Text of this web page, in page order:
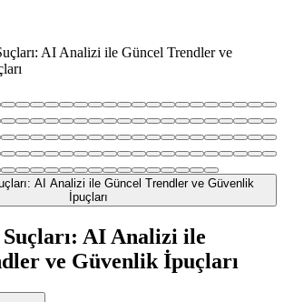
AI Analizi ile Güncel Trendler ve
AI Analizi ile
ve Güvenlik İpuçları